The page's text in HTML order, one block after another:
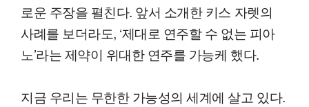
로운 주장을 펼친다. 앞서 소개한 키스 자렛의
사례를 보더라도, ‘제대로 연주할 수 없는 피아
노’라는 제약이 위대한 연주를 가능케 했다.
지금 우리는 무한한 가능성의 세계에 살고 있다.